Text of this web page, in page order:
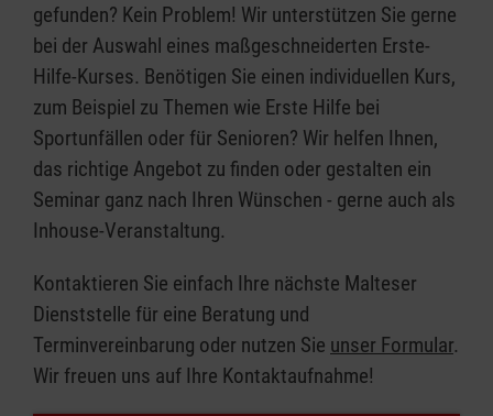
gefunden? Kein Problem! Wir unterstützen Sie gerne
bei der Auswahl eines maßgeschneiderten Erste-
Hilfe-Kurses. Benötigen Sie einen individuellen Kurs,
zum Beispiel zu Themen wie Erste Hilfe bei
Sportunfällen oder für Senioren? Wir helfen Ihnen,
das richtige Angebot zu finden oder gestalten ein
Seminar ganz nach Ihren Wünschen - gerne auch als
Inhouse-Veranstaltung.
Kontaktieren Sie einfach Ihre nächste Malteser
Dienststelle für eine Beratung und
Terminvereinbarung oder nutzen Sie unser Formular.
Wir freuen uns auf Ihre Kontaktaufnahme!